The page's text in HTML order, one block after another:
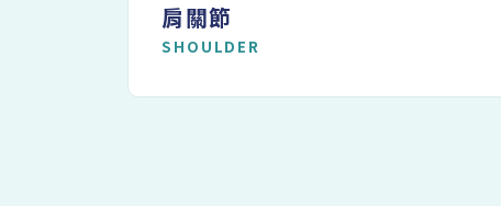
肩關節
SHOULDER